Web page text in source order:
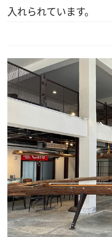
入れられています。